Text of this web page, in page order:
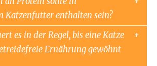
Katzenfutter enthalten sein?
es in der Regel, bis eine Katze
Ernährung gewöhnt